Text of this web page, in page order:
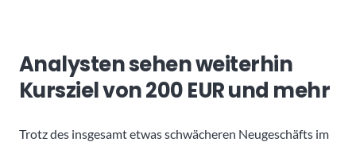
Analysten sehen weiterhin
Kursziel von 200 EUR und mehr
Trotz des insgesamt etwas schwächeren Neugeschäfts im